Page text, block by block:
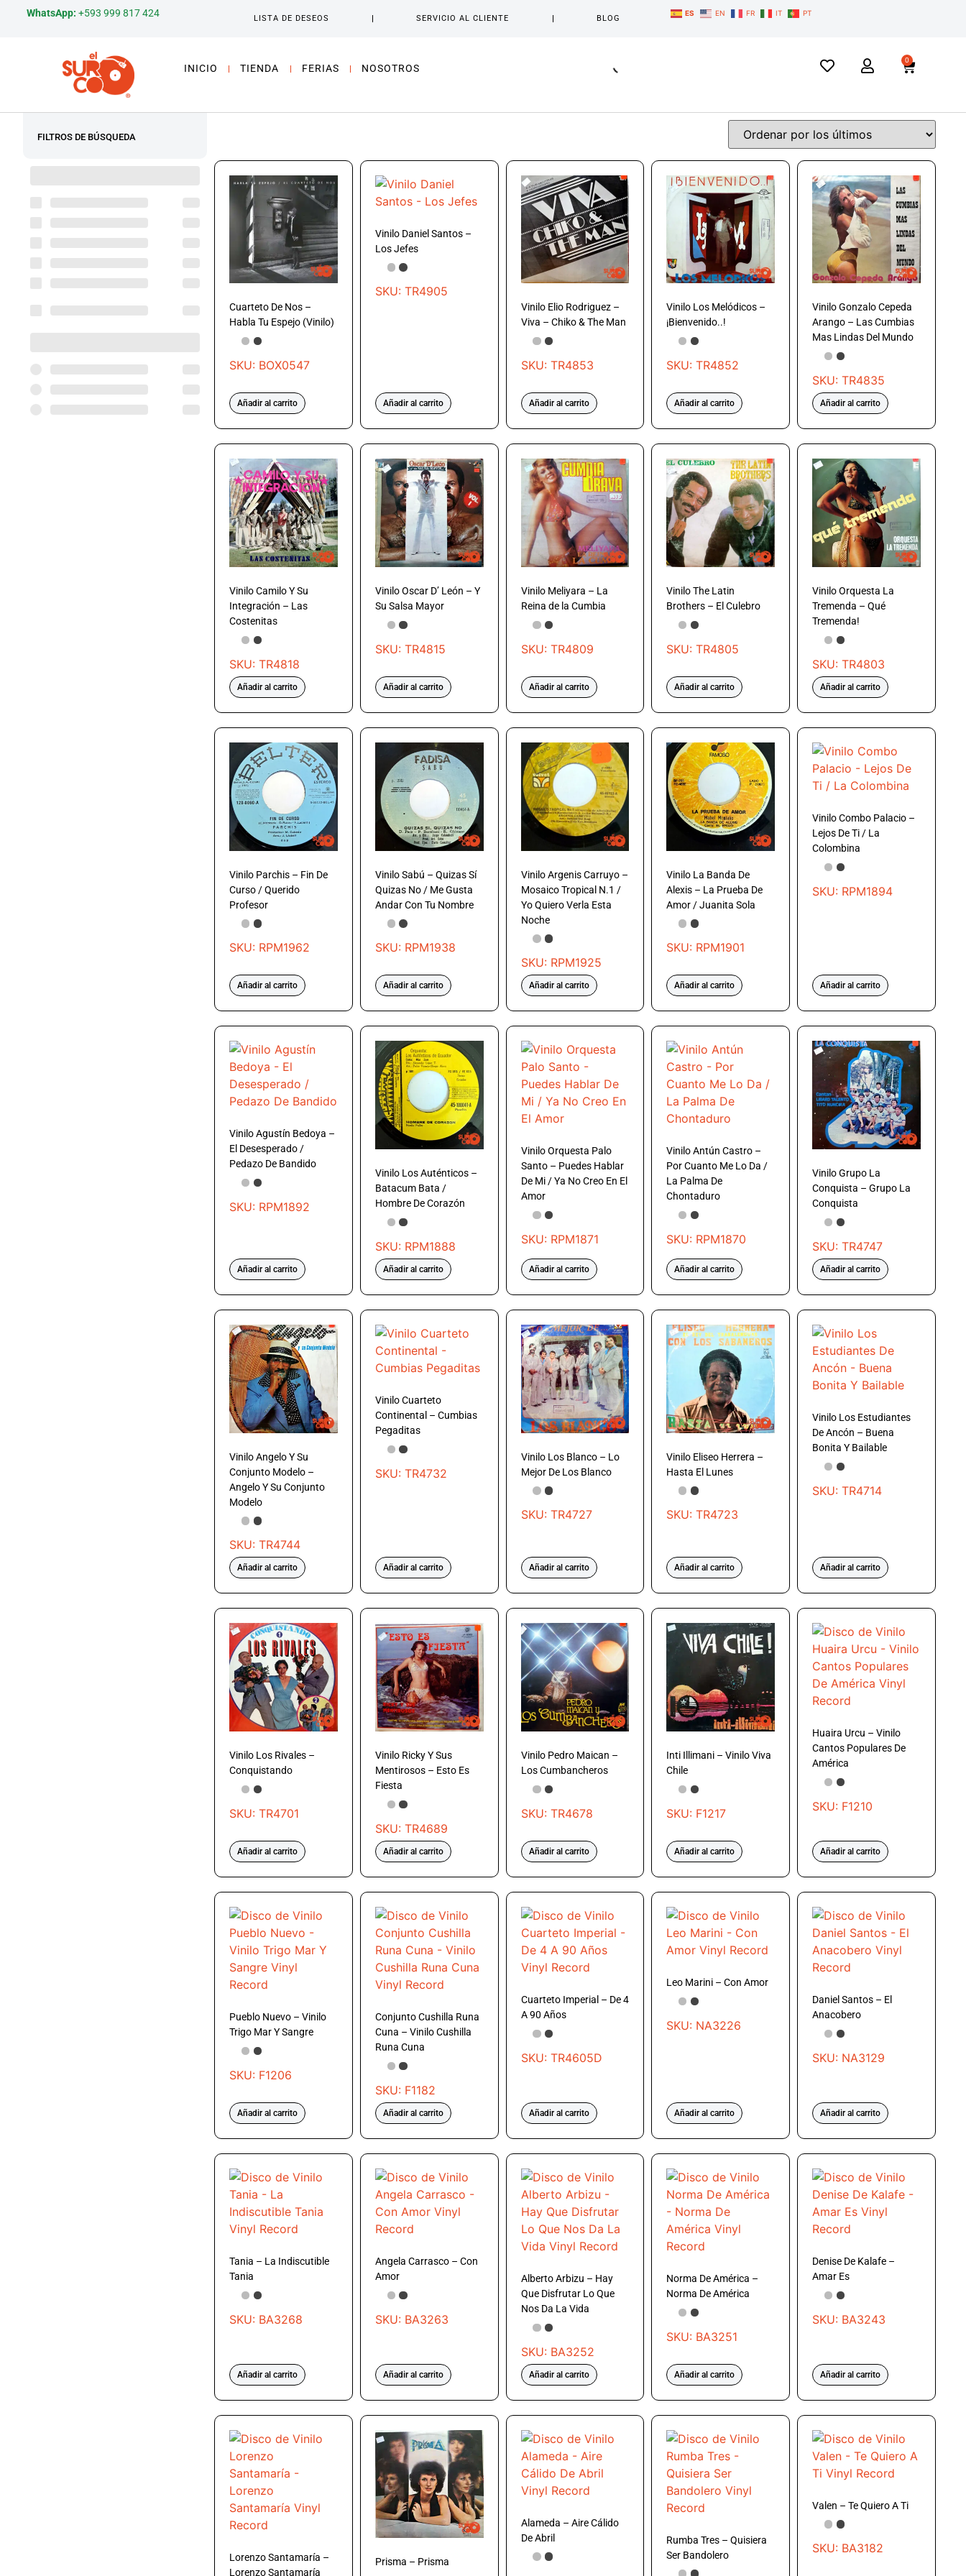
WhatsApp: +593 999 817 424 LISTA DE DESEOS SERVICIO AL CLIENTE BLOG
ES EN FR IT PT
INICIO TIENDA FERIAS NOSOTROS
0
FILTROS DE BÚSQUEDA
Cuarteto De Nos –
Habla Tu Espejo (Vinilo)
SKU: BOX0547
Añadir al carrito
Vinilo Daniel Santos –
Los Jefes
SKU: TR4905
Añadir al carrito
Vinilo Elio Rodriguez –
Viva – Chiko & The Man
SKU: TR4853
Añadir al carrito
Vinilo Los Melódicos –
¡Bienvenido..!
SKU: TR4852
Añadir al carrito
Vinilo Gonzalo Cepeda
Arango – Las Cumbias
Mas Lindas Del Mundo
SKU: TR4835
Añadir al carrito
Vinilo Camilo Y Su
Integración – Las
Costenitas
SKU: TR4818
Añadir al carrito
Vinilo Oscar D’ León – Y
Su Salsa Mayor
SKU: TR4815
Añadir al carrito
Vinilo Meliyara – La
Reina de la Cumbia
SKU: TR4809
Añadir al carrito
Vinilo The Latin
Brothers – El Culebro
SKU: TR4805
Añadir al carrito
Vinilo Orquesta La
Tremenda – Qué
Tremenda!
SKU: TR4803
Añadir al carrito
Vinilo Parchis – Fin De
Curso / Querido
Profesor
SKU: RPM1962
Añadir al carrito
Vinilo Sabú – Quizas Sí
Quizas No / Me Gusta
Andar Con Tu Nombre
SKU: RPM1938
Añadir al carrito
Vinilo Argenis Carruyo –
Mosaico Tropical N.1 /
Yo Quiero Verla Esta
Noche
SKU: RPM1925
Añadir al carrito
Vinilo La Banda De
Alexis – La Prueba De
Amor / Juanita Sola
SKU: RPM1901
Añadir al carrito
Vinilo Combo Palacio –
Lejos De Ti / La
Colombina
SKU: RPM1894
Añadir al carrito
Vinilo Agustín Bedoya –
El Desesperado /
Pedazo De Bandido
SKU: RPM1892
Añadir al carrito
Vinilo Los Auténticos –
Batacum Bata /
Hombre De Corazón
SKU: RPM1888
Añadir al carrito
Vinilo Orquesta Palo
Santo – Puedes Hablar
De Mi / Ya No Creo En El
Amor
SKU: RPM1871
Añadir al carrito
Vinilo Antún Castro –
Por Cuanto Me Lo Da /
La Palma De
Chontaduro
SKU: RPM1870
Añadir al carrito
Vinilo Grupo La
Conquista – Grupo La
Conquista
SKU: TR4747
Añadir al carrito
Vinilo Angelo Y Su
Conjunto Modelo –
Angelo Y Su Conjunto
Modelo
SKU: TR4744
Añadir al carrito
Vinilo Cuarteto
Continental – Cumbias
Pegaditas
SKU: TR4732
Añadir al carrito
Vinilo Los Blanco – Lo
Mejor De Los Blanco
SKU: TR4727
Añadir al carrito
Vinilo Eliseo Herrera –
Hasta El Lunes
SKU: TR4723
Añadir al carrito
Vinilo Los Estudiantes
De Ancón – Buena
Bonita Y Bailable
SKU: TR4714
Añadir al carrito
Vinilo Los Rivales –
Conquistando
SKU: TR4701
Añadir al carrito
Vinilo Ricky Y Sus
Mentirosos – Esto Es
Fiesta
SKU: TR4689
Añadir al carrito
Vinilo Pedro Maican –
Los Cumbancheros
SKU: TR4678
Añadir al carrito
Inti Illimani – Vinilo Viva
Chile
SKU: F1217
Añadir al carrito
Huaira Urcu – Vinilo
Cantos Populares De
América
SKU: F1210
Añadir al carrito
Pueblo Nuevo – Vinilo
Trigo Mar Y Sangre
SKU: F1206
Añadir al carrito
Conjunto Cushilla Runa
Cuna – Vinilo Cushilla
Runa Cuna
SKU: F1182
Añadir al carrito
Cuarteto Imperial – De 4
A 90 Años
SKU: TR4605D
Añadir al carrito
Leo Marini – Con Amor
SKU: NA3226
Añadir al carrito
Daniel Santos – El
Anacobero
SKU: NA3129
Añadir al carrito
Tania – La Indiscutible
Tania
SKU: BA3268
Añadir al carrito
Angela Carrasco – Con
Amor
SKU: BA3263
Añadir al carrito
Alberto Arbizu – Hay
Que Disfrutar Lo Que
Nos Da La Vida
SKU: BA3252
Añadir al carrito
Norma De América –
Norma De América
SKU: BA3251
Añadir al carrito
Denise De Kalafe –
Amar Es
SKU: BA3243
Añadir al carrito
Lorenzo Santamaría –
Lorenzo Santamaría
Prisma – Prisma
Alameda – Aire Cálido
De Abril
Rumba Tres – Quisiera
Ser Bandolero
Valen – Te Quiero A Ti
SKU: BA3182